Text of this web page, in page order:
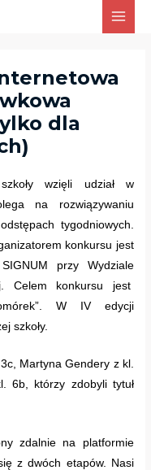
Main
dla
wzięli udział w
na rozwiązywaniu
tygodniowych.
konkursu jest
przy Wydziale
Celem konkursu jest
W IV edycji
szkoły.
Martyna Gendery z kl.
6b, którzy zdobyli tytuł
zdalnie na platformie
z dwóch etapów. Nasi